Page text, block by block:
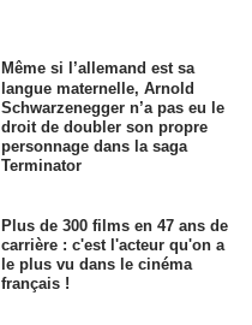
Même si l’allemand est sa
langue maternelle, Arnold
Schwarzenegger n’a pas eu le
droit de doubler son propre
personnage dans la saga
Terminator
Plus de 300 films en 47 ans de
carrière : c'est l'acteur qu'on a
le plus vu dans le cinéma
français !